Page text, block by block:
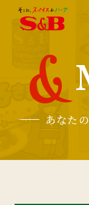
あなた